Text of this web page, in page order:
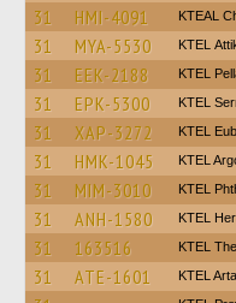
31 HMI-4091 KTEAL
31 MYA-5530 KΤΕL
31 EEK-2188 KTEL
31 EPK-5300 KTEL
31 XAP-3272 ΚΤΕL
31 HMK-1045 KTEL
31 MIM-3010 ΚΤΕL
31 ANH-1580 KTEL
31 163516 KTEL
31 ATE-1601 KTEL Arta